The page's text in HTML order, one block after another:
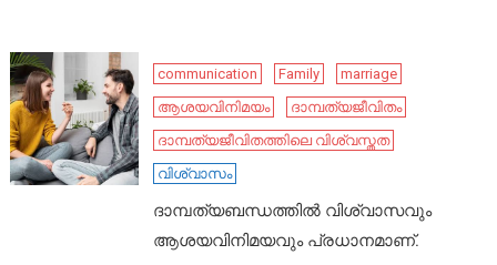
communication Family
marriage
ആശയവിനിമയം
ദാമ്പത്യജീവിതം
ദാമ്പത്യജീവിതത്തിലെ വിശ്വസ്തത
വിശ്വാസം
ദാമ്പത്യബന്ധത്തിൽ വിശ്വാസവും
ആശയവിനിമയവും പ്രധാനമാണ്.